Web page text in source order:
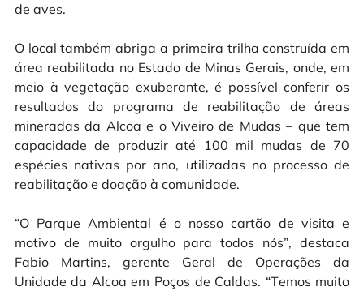
de aves.
O local também abriga a primeira trilha construída em
área reabilitada no Estado de Minas Gerais, onde, em
meio à vegetação exuberante, é possível conferir os
resultados do programa de reabilitação de áreas
mineradas da Alcoa e o Viveiro de Mudas – que tem
capacidade de produzir até 100 mil mudas de 70
espécies nativas por ano, utilizadas no processo de
reabilitação e doação à comunidade.
“O Parque Ambiental é o nosso cartão de visita e
motivo de muito orgulho para todos nós”, destaca
Fabio Martins, gerente Geral de Operações da
Unidade da Alcoa em Poços de Caldas. “Temos muito